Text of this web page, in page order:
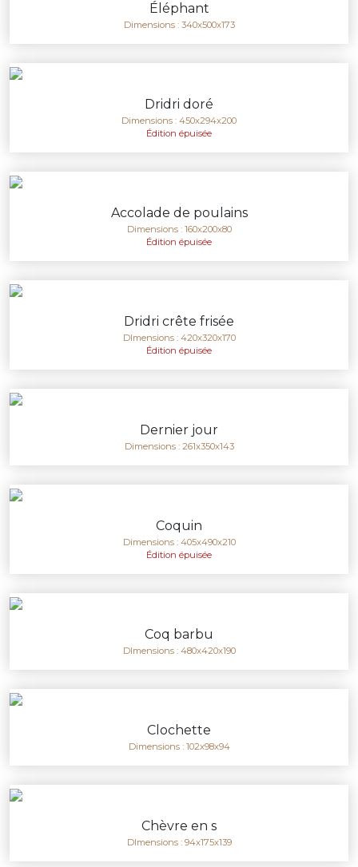
Éléphant
Dimensions : 340x500x173
Dridri doré
Dimensions : 450x294x200
Édition épuisée
Accolade de poulains
Dimensions : 160x200x80
Édition épuisée
Dridri crête frisée
DImensions : 420x320x170
Édition épuisée
Dernier jour
Dimensions : 261x350x143
Coquin
Dimensions : 405x490x210
Édition épuisée
Coq barbu
DImensions : 480x420x190
Clochette
Dimensions : 102x98x94
Chèvre en s
DImensions : 94x175x139